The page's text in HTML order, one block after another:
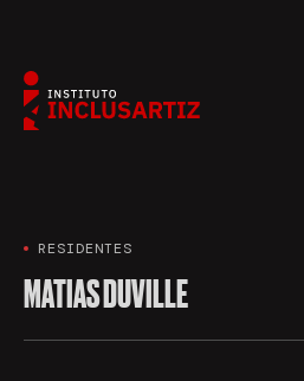
RESIDENTES
MATIAS DUVILLE